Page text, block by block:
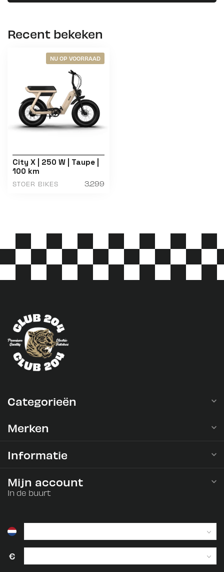
Recent bekeken
NU OP VOORRAAD
City X | 250 W | Taupe |
100 km
STOER BIKES 3.299
Categorieën
Merken
Informatie
Mijn account
In de buurt
€